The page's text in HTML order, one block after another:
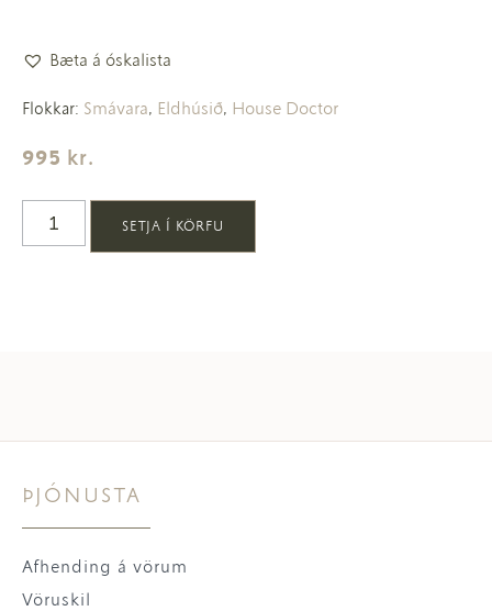
Bæta á óskalista
Flokkar: Smávara, Eldhúsið, House Doctor
995 kr.
SETJA Í KÖRFU
ÞJÓNUSTA
Afhending á vörum
Vöruskil